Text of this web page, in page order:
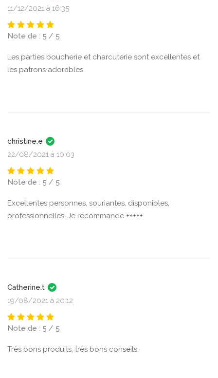
11/12/2021 à 16:35
Note de : 5 / 5
Les parties boucherie et charcuterie sont excellentes et
les patrons adorables.
christine.e
22/08/2021 à 10:03
Note de : 5 / 5
Excellentes personnes, souriantes, disponibles,
professionnelles, Je recommande +++++
Catherine.t
19/08/2021 à 20:12
Note de : 5 / 5
Très bons produits, très bons conseils.